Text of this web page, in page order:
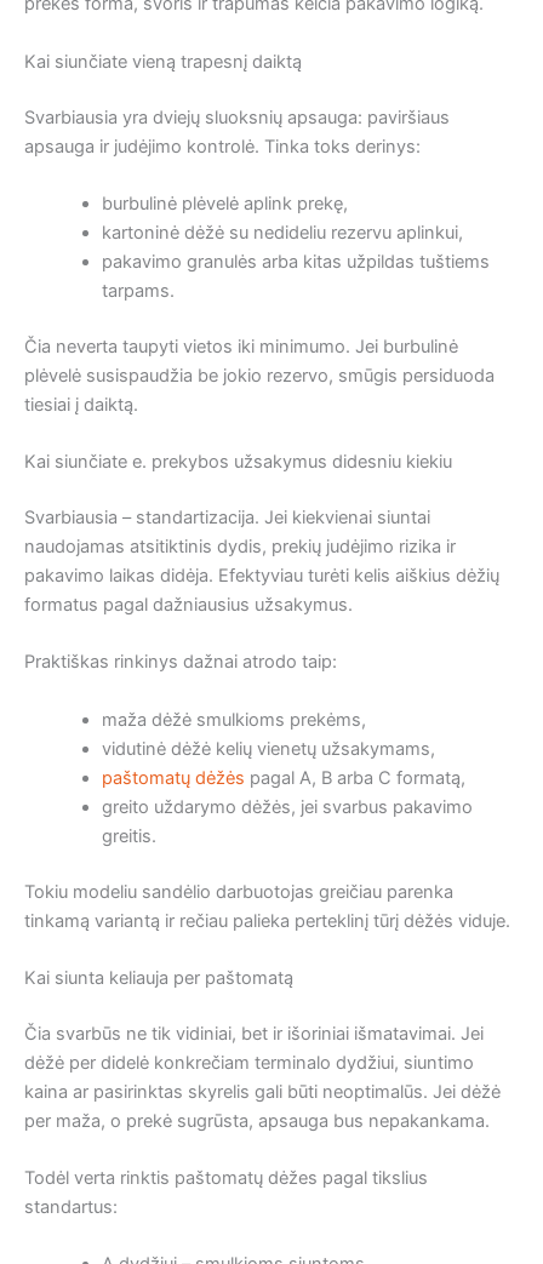
Kai siunčiate vieną trapesnį daiktą
Svarbiausia yra dviejų sluoksnių apsauga: paviršiaus
apsauga ir judėjimo kontrolė. Tinka toks derinys:
burbulinė plėvelė aplink prekę,
kartoninė dėžė su nedideliu rezervu aplinkui,
pakavimo granulės arba kitas užpildas tuštiems
tarpams.
Čia neverta taupyti vietos iki minimumo. Jei burbulinė
plėvelė susispaudžia be jokio rezervo, smūgis persiduoda
tiesiai į daiktą.
Kai siunčiate e. prekybos užsakymus didesniu kiekiu
Svarbiausia – standartizacija. Jei kiekvienai siuntai
naudojamas atsitiktinis dydis, prekių judėjimo rizika ir
pakavimo laikas didėja. Efektyviau turėti kelis aiškius dėžių
formatus pagal dažniausius užsakymus.
Praktiškas rinkinys dažnai atrodo taip:
maža dėžė smulkioms prekėms,
vidutinė dėžė kelių vienetų užsakymams,
paštomatų dėžės pagal A, B arba C formatą,
greito uždarymo dėžės, jei svarbus pakavimo
greitis.
Tokiu modeliu sandėlio darbuotojas greičiau parenka
tinkamą variantą ir rečiau palieka perteklinį tūrį dėžės viduje.
Kai siunta keliauja per paštomatą
Čia svarbūs ne tik vidiniai, bet ir išoriniai išmatavimai. Jei
dėžė per didelė konkrečiam terminalo dydžiui, siuntimo
kaina ar pasirinktas skyrelis gali būti neoptimalūs. Jei dėžė
per maža, o prekė sugrūsta, apsauga bus nepakankama.
Todėl verta rinktis paštomatų dėžes pagal tikslius
standartus: